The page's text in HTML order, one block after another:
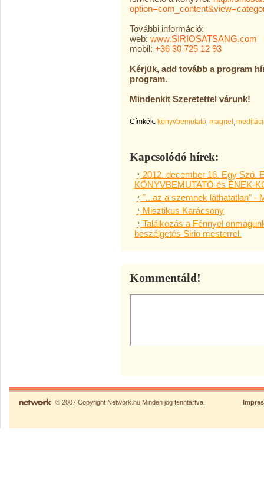
További információ:
web: www.SIRIOSATSANG.com
mobil: +36 30 725 12 93
Kérjük, add tovább a program
program.
Mindenkit Szeretettel várunk!
Címkék: könyvbemutató magnet
Kapcsolódó hírek:
2012. december 16. Egy Szó.
KÖNYVBEMUTATÓ és ÉNEK-
"...az a szemnek láthatatlan" -
Misztikus Karácsony
Találkozás a Fénnyel
beszélgetés Sirio mesterrel.
Kommentáld!
© 2007 Copyright Network.hu Minden jog fenntartva.